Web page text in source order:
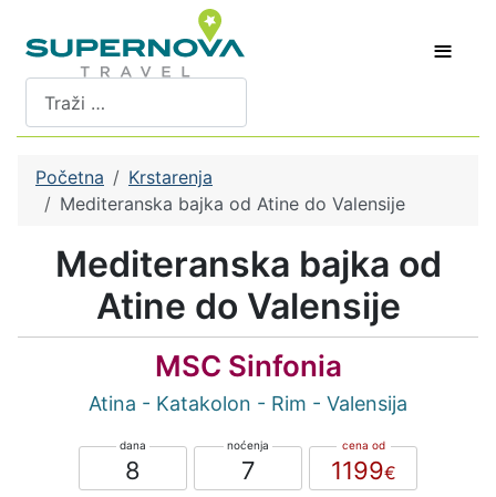
≡
Pretraži
Početna
Krstarenja
Mediteranska bajka od Atine do Valensije
Mediteranska bajka od
Atine do Valensije
MSC Sinfonia
Atina - Katakolon - Rim - Valensija
8 7 1199